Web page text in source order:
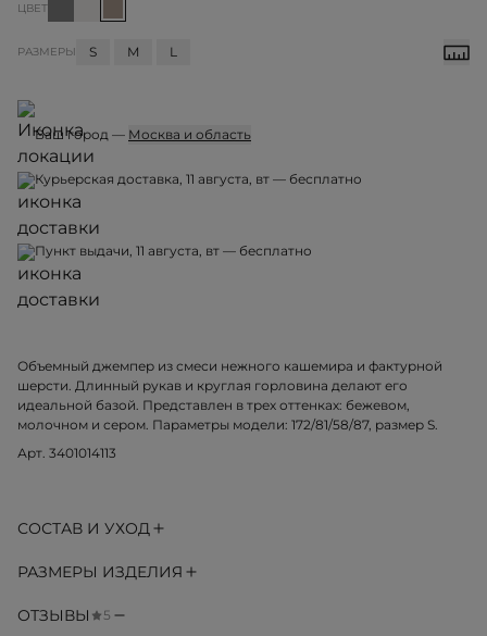
ЦВЕТ
РАЗМЕРЫ S M L
Ваш город — Москва и область
Курьерская доставка, 11 августа, вт — бесплатно
Пункт выдачи, 11 августа, вт — бесплатно
Объемный джемпер из смеси нежного кашемира и фактурной
шерсти. Длинный рукав и круглая горловина делают его
идеальной базой. Представлен в трех оттенках: бежевом,
молочном и сером. Параметры модели: 172/81/58/87, размер S.
Арт. 3401014113
СОСТАВ И УХОД
РАЗМЕРЫ ИЗДЕЛИЯ
ОТЗЫВЫ 5